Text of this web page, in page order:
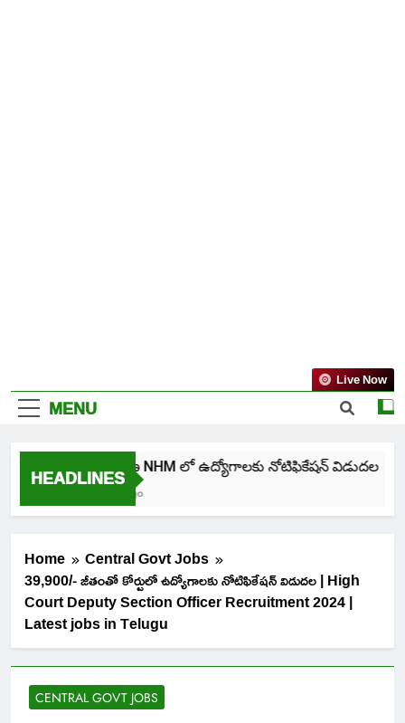
MENU
Live Now
HEADLINES
తెలంగాణ NHM లో ఉద్యోగాలకు నోటిఫికేషన్ విడుదల
Home
Central Govt Jobs
39,900/- జీతంతో కోర్టులో ఉద్యోగాలకు నోటిఫికేషన్ విడుదల | High
Court Deputy Section Officer Recruitment 2024 |
Latest jobs in Telugu
CENTRAL GOVT JOBS